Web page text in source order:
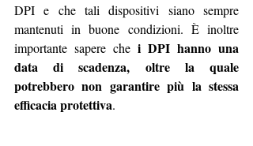
DPI e che tali dispositivi siano sempre
mantenuti in buone condizioni. È inoltre
importante sapere che i DPI hanno una
data di scadenza, oltre la quale
potrebbero non garantire più la stessa
efficacia protettiva.